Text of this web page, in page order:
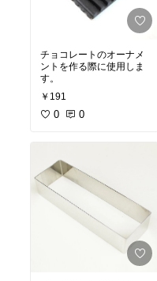
チョコレートのオーナメ
ントを作る際に使用しま
す。
￥191
0 0